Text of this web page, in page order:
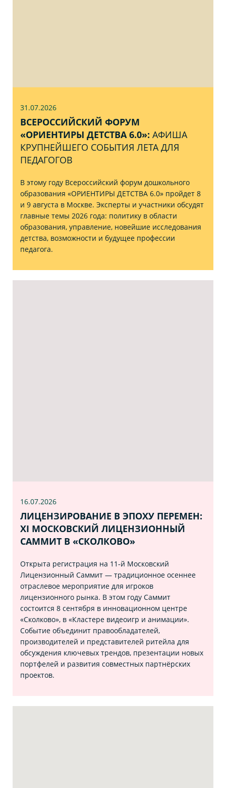
31.07.2026
ВСЕРОССИЙСКИЙ ФОРУМ
«ОРИЕНТИРЫ ДЕТСТВА 6.0»: АФИША
КРУПНЕЙШЕГО СОБЫТИЯ ЛЕТА ДЛЯ
ПЕДАГОГОВ
В этому году Всероссийский форум дошкольного
образования «ОРИЕНТИРЫ ДЕТСТВА 6.0» пройдет 8
и 9 августа в Москве. Эксперты и участники обсудят
главные темы 2026 года: политику в области
образования, управление, новейшие исследования
детства, возможности и будущее профессии
педагога.
16.07.2026
ЛИЦЕНЗИРОВАНИЕ В ЭПОХУ ПЕРЕМЕН:
XI МОСКОВСКИЙ ЛИЦЕНЗИОННЫЙ
САММИТ В «СКОЛКОВО»
Открыта регистрация на 11‑й Московский
Лицензионный Саммит — традиционное осеннее
отраслевое мероприятие для игроков
лицензионного рынка. В этом году Саммит
состоится 8 сентября в инновационном центре
«Сколково», в «Кластере видеоигр и анимации».
Событие объединит правообладателей,
производителей и представителей ритейла для
обсуждения ключевых трендов, презентации новых
портфелей и развития совместных партнёрских
проектов.